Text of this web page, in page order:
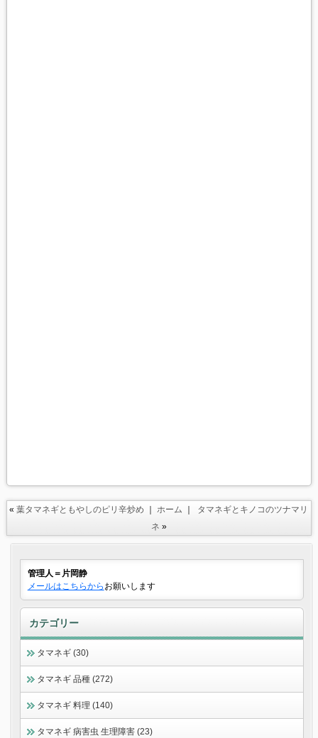
«葉タマネギともやしのピリ辛炒め ｜ホーム
タマネギとキノコのツナマリ
ネ »
管理人＝片岡静
メールはこちらから お願いします
カテゴリー
タマネギ (30)
タマネギ 品種 (272)
タマネギ 料理 (140)
タマネギ 病害虫 生理障害 (23)